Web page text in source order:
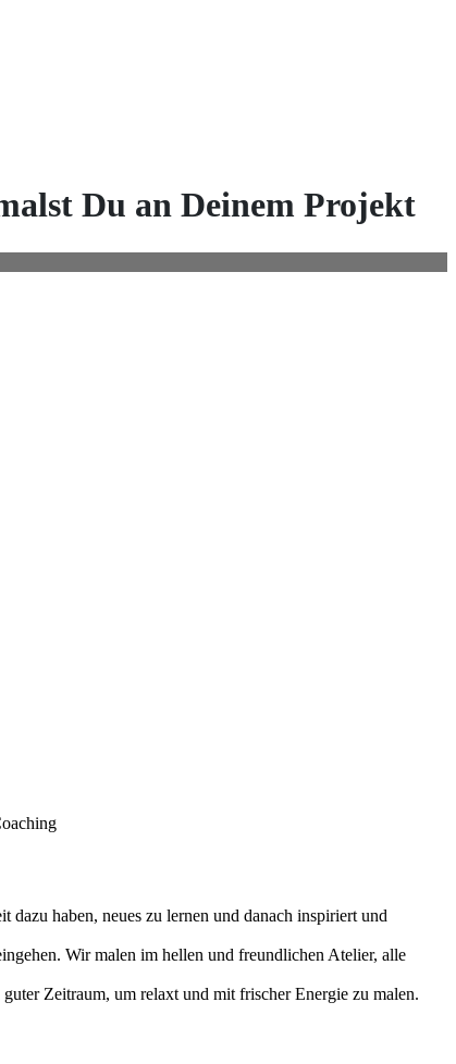
Du an Deinem Projekt
haben, neues zu lernen und danach inspiriert und
Wir malen im hellen und freundlichen Atelier, alle
Zeitraum, um relaxt und mit frischer Energie zu malen.